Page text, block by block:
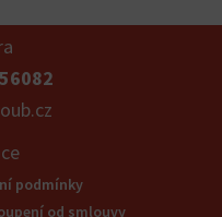
podmínky
od smlouvy